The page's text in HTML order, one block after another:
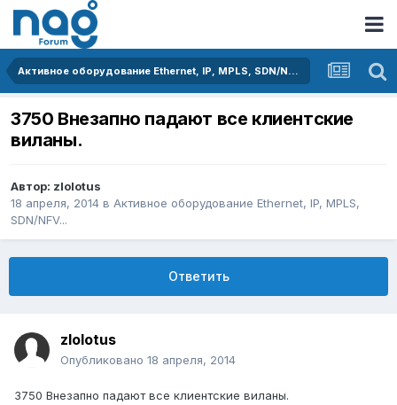
Активное оборудование Ethernet, IP, MPLS, SDN/NFV...
3750 Внезапно падают все клиентские
виланы.
Автор: zlolotus
18 апреля, 2014 в Активное оборудование Ethernet, IP, MPLS,
SDN/NFV...
Ответить
zlolotus
Опубликовано 18 апреля, 2014
3750 Внезапно падают все клиентские виланы.